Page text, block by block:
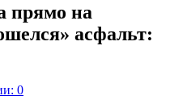
прямо на
асфальт:
0